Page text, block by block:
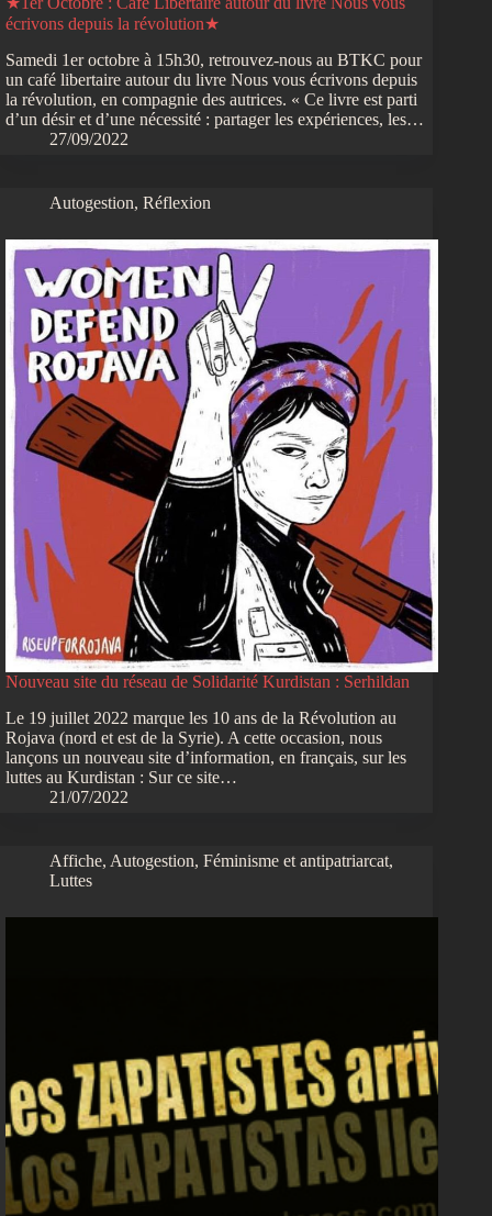
écrivons depuis la révolution★
Samedi 1er octobre à 15h30, retrouvez-nous au BTKC pour
un café libertaire autour du livre Nous vous écrivons depuis
la révolution, en compagnie des autrices. « Ce livre est parti
d’un désir et d’une nécessité : partager les expériences, les…
27/09/2022
Autogestion, Réflexion
Nouveau site du réseau de Solidarité Kurdistan : Serhildan
Le 19 juillet 2022 marque les 10 ans de la Révolution au
Rojava (nord et est de la Syrie). A cette occasion, nous
lançons un nouveau site d’information, en français, sur les
luttes au Kurdistan : Sur ce site…
21/07/2022
Affiche, Autogestion, Féminisme et antipatriarcat,
Luttes